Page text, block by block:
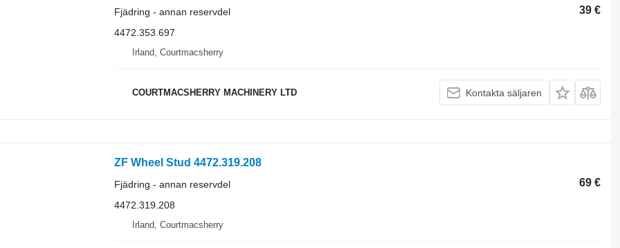
39 €
Fjädring - annan reservdel
4472.353.697
Irland, Courtmacsherry
COURTMACSHERRY MACHINERY LTD Kontakta säljaren
ZF Wheel Stud 4472.319.208
69 €
Fjädring - annan reservdel
4472.319.208
Irland, Courtmacsherry